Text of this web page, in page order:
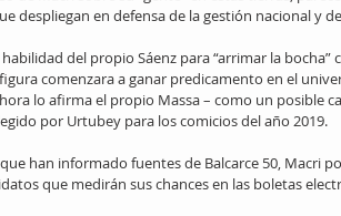
despliegan en defensa de la gestión nacional y
del propio Sáenz para “arrimar la
comenzara a ganar predicamento en el
lo afirma el propio Massa – como un posible
por Urtubey para los comicios del año 2019.
han informado fuentes de Balcarce 50, Macri
que medirán sus chances en las boletas